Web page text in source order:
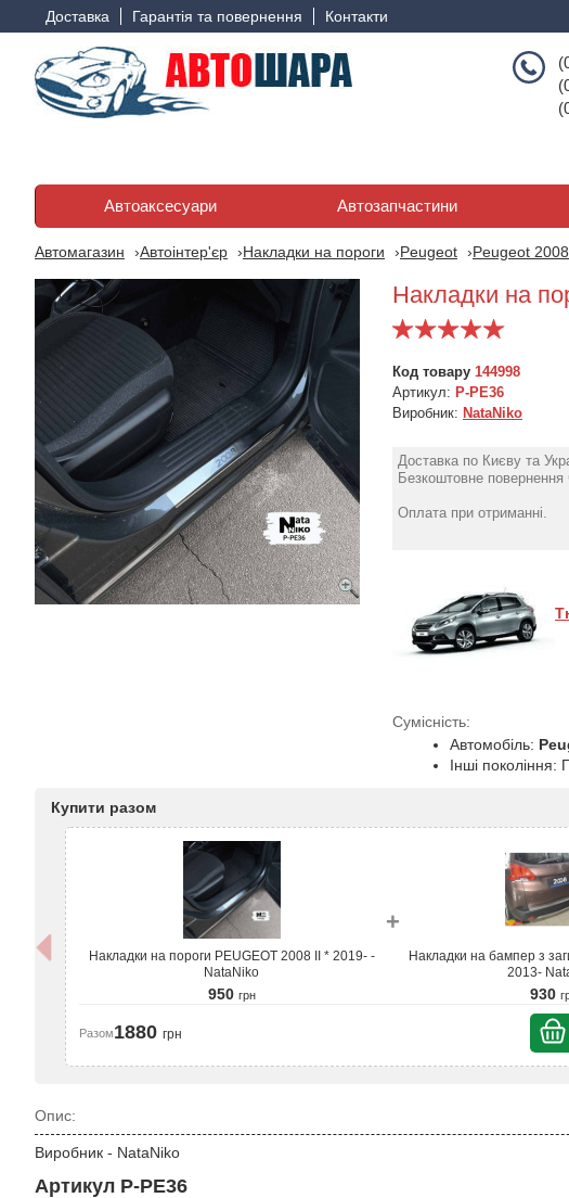
Доставка Гарантія та повернення Контакти
Автоаксесуари Автозапчастини
Автомагазин Автоінтер'єр Накладки на пороги Peugeot Peugeot
Накладки на
Код товару 144998
Артикул: P-PE36
Виробник: NataNiko
Доставка по Києву та
Безкоштовне
Оплата при отриманні.
Сумісність:
Автомобіль:
Інші
Купити разом
Накладки на пороги PEUGEOT 2008 II * 2019- -
NataNiko
950 грн
+
Накладки на бампер з
2013-
930
Разом1880 грн
Опис:
Виробник - NataNiko
Артикул P-PE36